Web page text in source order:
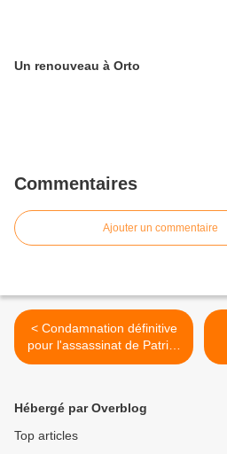
Un renouveau à Orto
Commentaires
Ajouter un commentaire
< Condamnation définitive
pour l'assassinat de Patrick
Julien à Soccia en 2017
Hébergé par Overblog
Top articles